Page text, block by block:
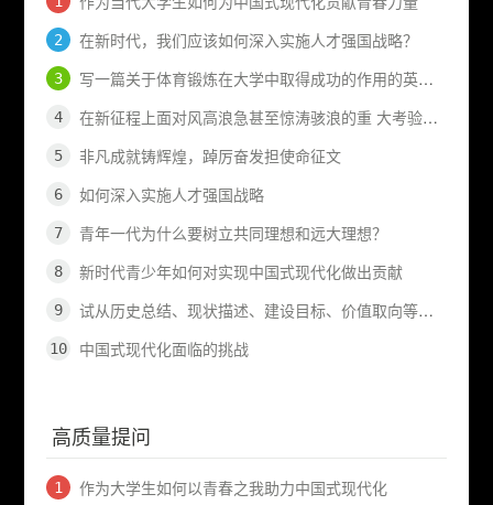
在新时代，我们应该如何深入实施人才强国战略？
写一篇关于体育锻炼在大学中取得成功的作用的英语作..
在新征程上面对风高浪急甚至惊涛骇浪的重 大考验，..
非凡成就铸辉煌，踔厉奋发担使命征文
如何深入实施人才强国战略
青年一代为什么要树立共同理想和远大理想？
新时代青少年如何对实现中国式现代化做出贡献
试从历史总结、现状描述、建设目标、价值取向等方面..
中国式现代化面临的挑战
高质量提问
作为大学生如何以青春之我助力中国式现代化